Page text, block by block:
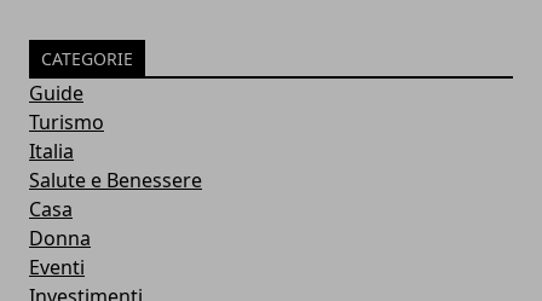
CATEGORIE
Guide
Turismo
Italia
Salute e Benessere
Casa
Donna
Eventi
Investimenti